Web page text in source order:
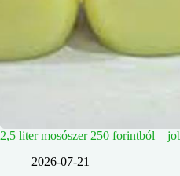
2,5 liter mosószer 250 forintból –
2026-07-21